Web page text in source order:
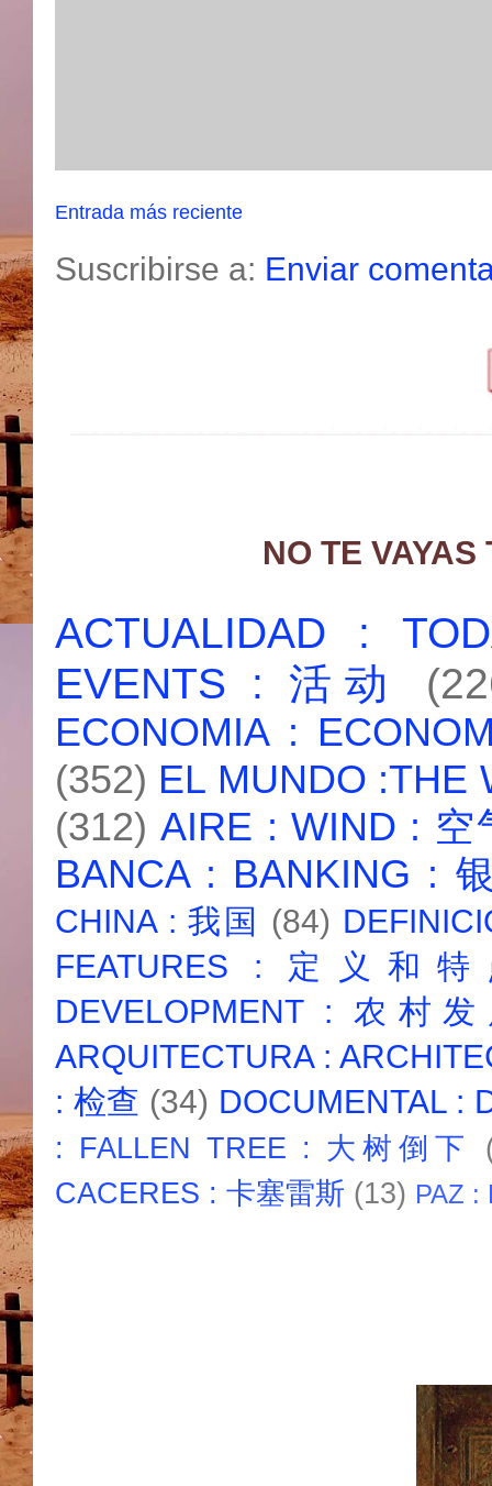
Entrada más reciente
Suscribirse a: Enviar
NO TE
ACTUALIDAD :
EVENTS : 活动
ECONOMIA :
(352) EL MUNDO :THE
(312) AIRE : WIND : 空
BANCA : BANKING :
CHINA : 我国 (84)
FEATURES : 定义和
DEVELOPMENT : 农村
ARQUITECTURA :
: 检查 (34) DOCUMENTAL :
: FALLEN TREE : 大树倒下
CACERES : 卡塞雷斯 (13) PAZ :